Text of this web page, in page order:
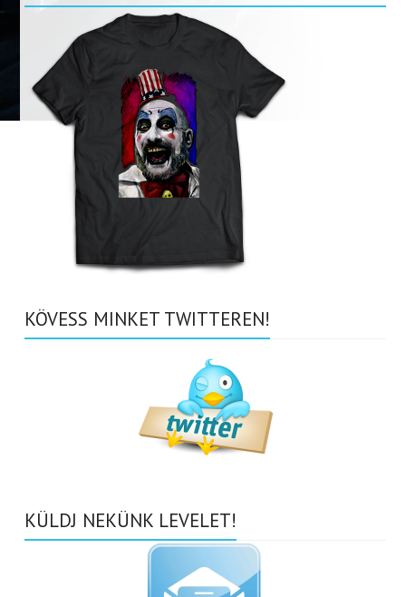
KÖVESS MINKET TWITTEREN!
KÜLDJ NEKÜNK LEVELET!